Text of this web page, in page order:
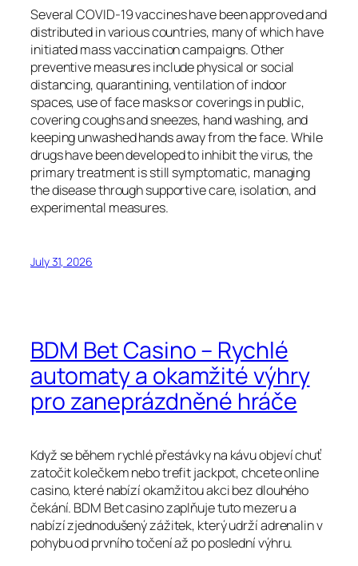
Several COVID-19 vaccines have been approved and
distributed in various countries, many of which have
initiated mass vaccination campaigns. Other
preventive measures include physical or social
distancing, quarantining, ventilation of indoor
spaces, use of face masks or coverings in public,
covering coughs and sneezes, hand washing, and
keeping unwashed hands away from the face. While
drugs have been developed to inhibit the virus, the
primary treatment is still symptomatic, managing
the disease through supportive care, isolation, and
experimental measures.
July 31, 2026
BDM Bet Casino – Rychlé
automaty a okamžité výhry
pro zaneprázdněné hráče
Když se během rychlé přestávky na kávu objeví chuť
zatočit kolečkem nebo trefit jackpot, chcete online
casino, které nabízí okamžitou akci bez dlouhého
čekání. BDM Bet casino zaplňuje tuto mezeru a
nabízí zjednodušený zážitek, který udrží adrenalin v
pohybu od prvního točení až po poslední výhru.